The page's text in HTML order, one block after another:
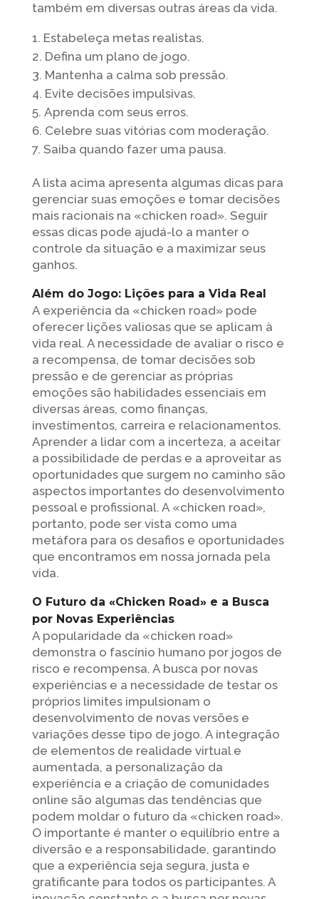
também em diversas outras áreas da vida.
Estabeleça metas realistas.
Defina um plano de jogo.
Mantenha a calma sob pressão.
Evite decisões impulsivas.
Aprenda com seus erros.
Celebre suas vitórias com moderação.
Saiba quando fazer uma pausa.
A lista acima apresenta algumas dicas para
gerenciar suas emoções e tomar decisões
mais racionais na «chicken road». Seguir
essas dicas pode ajudá-lo a manter o
controle da situação e a maximizar seus
ganhos.
Além do Jogo: Lições para a Vida Real
A experiência da «chicken road» pode
oferecer lições valiosas que se aplicam à
vida real. A necessidade de avaliar o risco e
a recompensa, de tomar decisões sob
pressão e de gerenciar as próprias
emoções são habilidades essenciais em
diversas áreas, como finanças,
investimentos, carreira e relacionamentos.
Aprender a lidar com a incerteza, a aceitar
a possibilidade de perdas e a aproveitar as
oportunidades que surgem no caminho são
aspectos importantes do desenvolvimento
pessoal e profissional. A «chicken road»,
portanto, pode ser vista como uma
metáfora para os desafios e oportunidades
que encontramos em nossa jornada pela
vida.
O Futuro da «Chicken Road» e a Busca
por Novas Experiências
A popularidade da «chicken road»
demonstra o fascínio humano por jogos de
risco e recompensa. A busca por novas
experiências e a necessidade de testar os
próprios limites impulsionam o
desenvolvimento de novas versões e
variações desse tipo de jogo. A integração
de elementos de realidade virtual e
aumentada, a personalização da
experiência e a criação de comunidades
online são algumas das tendências que
podem moldar o futuro da «chicken road».
O importante é manter o equilíbrio entre a
diversão e a responsabilidade, garantindo
que a experiência seja segura, justa e
gratificante para todos os participantes. A